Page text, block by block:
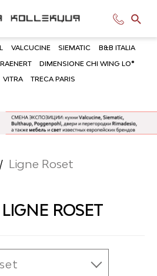
VALCUCINE SIEMATIC B&B ITALIA
DIMENSIONE CHI WING LO®
VITRA TRECA PARIS
/ Ligne Roset
ROSET